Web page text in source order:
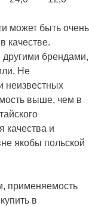
может быть очень
качестве.
другими брендами,
Не
неизвестных
выше, чем в
качества и
якобы польской
применяемость
в